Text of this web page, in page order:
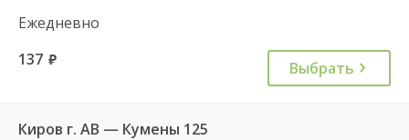
Ежедневно
137 руб. Выбрать
Киров г. АВ — Кумены 125